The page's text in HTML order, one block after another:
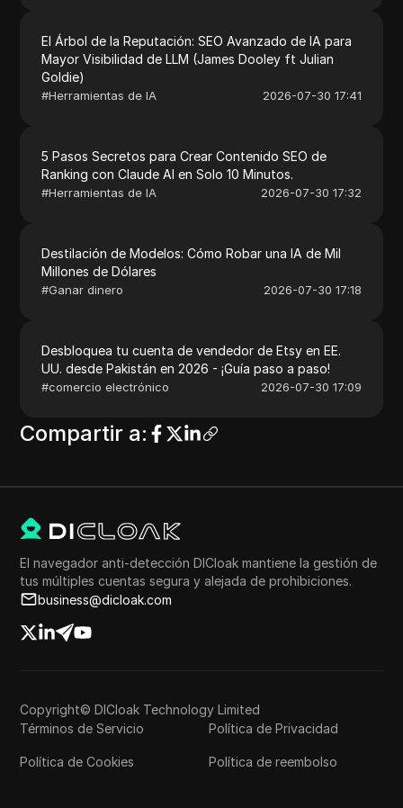
El Árbol de la Reputación: SEO Avanzado de IA para
Mayor Visibilidad de LLM (James Dooley ft Julian
Goldie)
#Herramientas de IA 2026-07-30 17:41
5 Pasos Secretos para Crear Contenido SEO de
Ranking con Claude AI en Solo 10 Minutos.
#Herramientas de IA 2026-07-30 17:32
Destilación de Modelos: Cómo Robar una IA de Mil
Millones de Dólares
#Ganar dinero 2026-07-30 17:18
Desbloquea tu cuenta de vendedor de Etsy en EE.
UU. desde Pakistán en 2026 - ¡Guía paso a paso!
#comercio electrónico 2026-07-30 17:09
Compartir a:
El navegador anti-detección DICloak mantiene la gestión de
tus múltiples cuentas segura y alejada de prohibiciones.
business@dicloak.com
Copyright© DICloak Technology Limited
Términos de Servicio
Política de Privacidad
Política de Cookies Política de reembolso